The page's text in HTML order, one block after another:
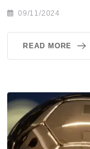
09/11/2024
READ MORE